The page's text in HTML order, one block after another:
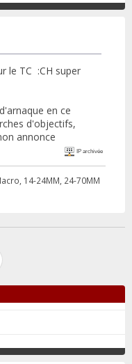
le TC :CH super
en ce
d'objectifs,
annonce
IP archivée
14-24MM, 24-70MM